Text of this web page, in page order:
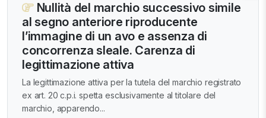
Nullità del marchio successivo simile
al segno anteriore riproducente
l’immagine di un avo e assenza di
concorrenza sleale. Carenza di
legittimazione attiva
La legittimazione attiva per la tutela del marchio registrato
ex art. 20 c.p.i. spetta esclusivamente al titolare del
marchio, apparendo...